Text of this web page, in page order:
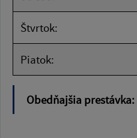
Štvrtok:
Piatok:
Obedňajšia prestávka: